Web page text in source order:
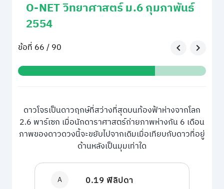
O-NET วิทยาศาสตร์ ม.6 กุมภาพันธ์
2554
ข้อที่ 66 / 90
ดาวโจรเป็นดาวฤกษ์ที่สว่างที่สุดบนท้องฟ้าห่างจากโลก
2.6 พาร์เซก เมื่อนักดาราศาสตร์ถ่ายภาพห่างกัน 6 เดือน
ภาพของดาวดวงนี้จะขยับไปจากเดิมเมื่อเทียบกับดาวที่อยู่
ด้านหลังเป็นมุมเท่าใด
A 0.19 ฟิลิปดา